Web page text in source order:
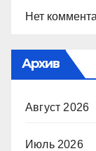
Нет
Архив
Август 2026
Июль 2026